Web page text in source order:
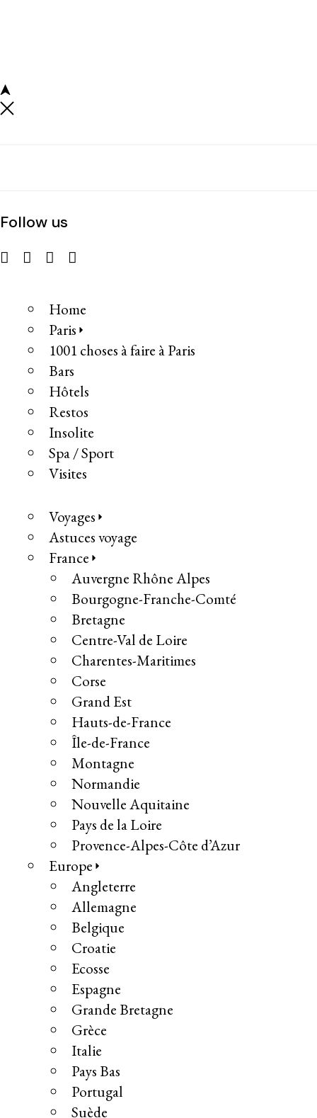
Follow us
Home
Paris
1001 choses à faire à Paris
Bars
Hôtels
Restos
Insolite
Spa / Sport
Visites
Voyages
Astuces voyage
France
Auvergne Rhône Alpes
Bourgogne-Franche-Comté
Bretagne
Centre-Val de Loire
Charentes-Maritimes
Corse
Grand Est
Hauts-de-France
Île-de-France
Montagne
Normandie
Nouvelle Aquitaine
Pays de la Loire
Provence-Alpes-Côte d’Azur
Europe
Angleterre
Allemagne
Belgique
Croatie
Ecosse
Espagne
Grande Bretagne
Grèce
Italie
Pays Bas
Portugal
Suède